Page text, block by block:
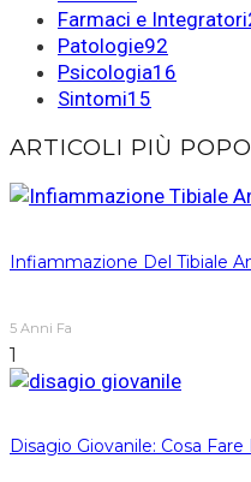
Farmaci e Integratori
Patologie92
Psicologia16
Sintomi15
ARTICOLI PIÙ
Infiammazione Del Tibiale
5 Anni Fa
1
Disagio Giovanile: Cosa